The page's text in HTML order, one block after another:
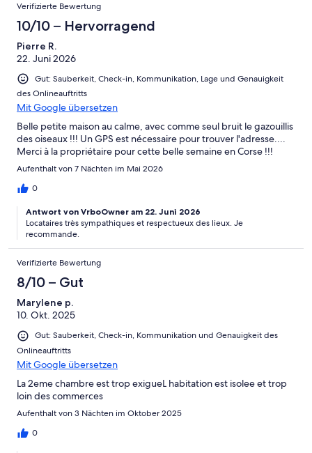
Verifizierte Bewertung
10/10 – Hervorragend
Pierre R.
22. Juni 2026
Gut: Sauberkeit, Check-in, Kommunikation, Lage und Genauigkeit
des Onlineauftritts
Mit Google übersetzen
Belle petite maison au calme, avec comme seul bruit le gazouillis
des oiseaux !!! Un GPS est nécessaire pour trouver l'adresse....
Merci à la propriétaire pour cette belle semaine en Corse !!!
Aufenthalt von 7 Nächten im Mai 2026
0
Antwort von VrboOwner am 22. Juni 2026
Locataires très sympathiques et respectueux des lieux. Je
recommande.
Verifizierte Bewertung
8/10 – Gut
Marylene p.
10. Okt. 2025
Gut: Sauberkeit, Check-in, Kommunikation und Genauigkeit des
Onlineauftritts
Mit Google übersetzen
La 2eme chambre est trop exigueL habitation est isolee et trop
loin des commerces
Aufenthalt von 3 Nächten im Oktober 2025
0